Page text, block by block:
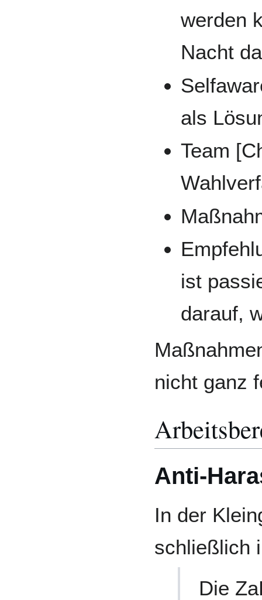
werden
Nacht
als
Team
ist
darauf,
nicht ganz
Anti-
In der
schließlich
Die